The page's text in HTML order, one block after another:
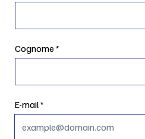
Cognome
E-mail